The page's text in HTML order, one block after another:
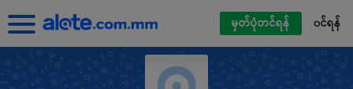
မှတ်ပုံတင်ရန် ၀င်ရန်